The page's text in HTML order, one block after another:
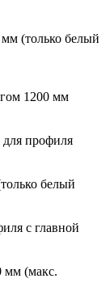
(только белый
1200 мм
профиля
белый
с главной
мм (макс.